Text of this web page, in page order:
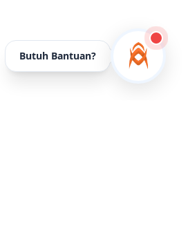
Butuh Bantuan?